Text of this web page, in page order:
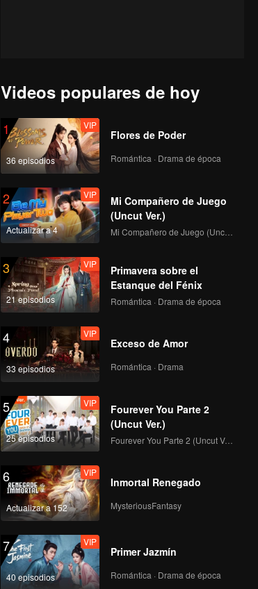
Videos populares de hoy
1
36 episodios
VIP
Flores de Poder
Romántica · Drama de época
2
Actualizar a 4
VIP
Mi Compañero de Juego
(Uncut Ver.)
Mi Compañero de Juego (Uncut Ver.)
3
21 episodios
VIP
Primavera sobre el
Estanque del Fénix
Romántica · Drama de época
4
33 episodios
VIP
Exceso de Amor
Romántica · Drama
5
25 episodios
VIP
Fourever You Parte 2
(Uncut Ver.)
Fourever You Parte 2 (Uncut Ver.)
6
Actualizar a 152
VIP
Inmortal Renegado
MysteriousFantasy
7
40 episodios
VIP
Primer Jazmín
Romántica · Drama de época